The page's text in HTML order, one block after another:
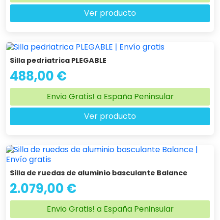
Ver producto
Silla pedriatrica PLEGABLE
488,00 €
Envio Gratis! a España Peninsular
Ver producto
Silla de ruedas de aluminio basculante Balance
2.079,00 €
Envio Gratis! a España Peninsular